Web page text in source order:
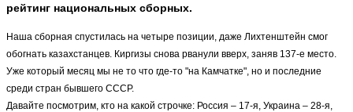
рейтинг национальных сборных.
Наша сборная спустилась на четыре позиции, даже Лихтенштейн смог
обогнать казахстанцев. Киргизы снова рванули вверх, заняв 137-е место.
Уже который месяц мы не то что где-то "на Камчатке", но и последние
среди стран бывшего СССР.
Давайте посмотрим, кто на какой строчке: Россия – 17-я, Украина – 28-я,